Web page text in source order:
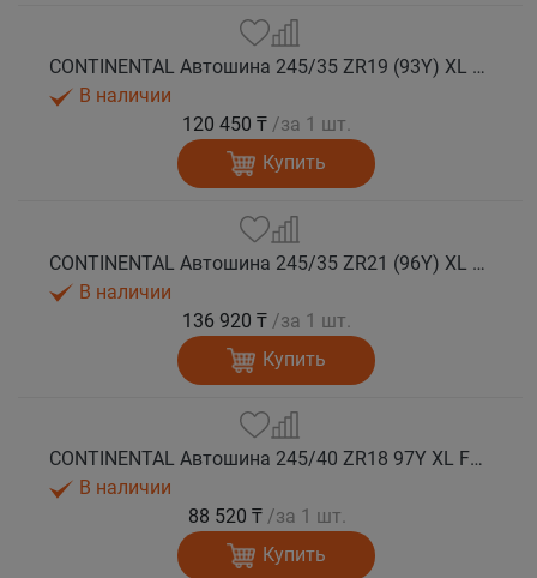
CONTINENTAL Автошина 245/35 ZR19 (93Y) XL FR SportContact 7 лето
В наличии
120 450 ₸ /за 1 шт.
Купить
CONTINENTAL Автошина 245/35 ZR21 (96Y) XL FR SportContact 7 MGT лето
В наличии
136 920 ₸ /за 1 шт.
Купить
CONTINENTAL Автошина 245/40 ZR18 97Y XL FR SportContact 7 лето
В наличии
88 520 ₸ /за 1 шт.
Купить